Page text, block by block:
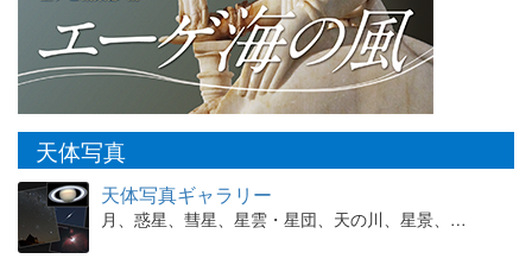
天体写真
天体写真ギャラリー
月、惑星、彗星、星雲・星団、天の川、星景、…